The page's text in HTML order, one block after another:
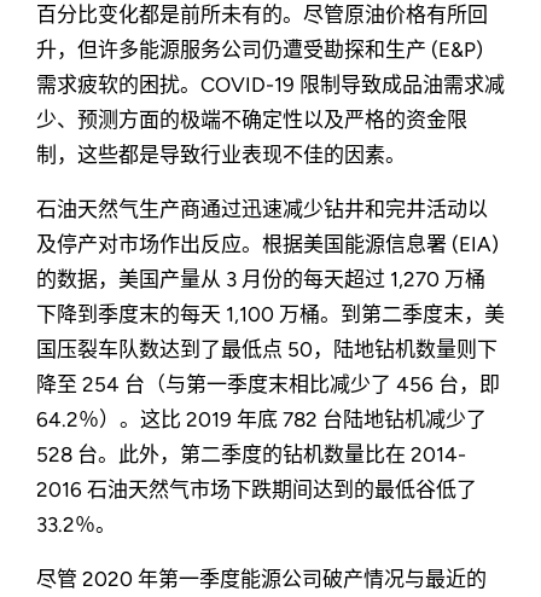
百分比变化都是前所未有的。尽管原油价格有所回
升，但许多能源服务公司仍遭受勘探和生产 (E&P)
需求疲软的困扰。COVID-19 限制导致成品油需求减
少、预测方面的极端不确定性以及严格的资金限
制，这些都是导致行业表现不佳的因素。
石油天然气生产商通过迅速减少钻井和完井活动以
及停产对市场作出反应。根据美国能源信息署 (EIA)
的数据，美国产量从 3 月份的每天超过 1,270 万桶
下降到季度末的每天 1,100 万桶。到第二季度末，美
国压裂车队数达到了最低点 50，陆地钻机数量则下
降至 254 台（与第一季度末相比减少了 456 台，即
64.2％）。这比 2019 年底 782 台陆地钻机减少了
528 台。此外，第二季度的钻机数量比在 2014-
2016 石油天然气市场下跌期间达到的最低谷低了
33.2％。
尽管 2020 年第一季度能源公司破产情况与最近的